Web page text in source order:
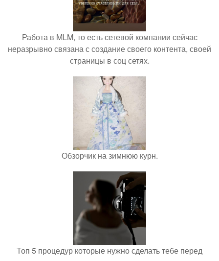
Работа в MLM, то есть сетевой компании сейчас
неразрывно связана с создание своего контента, своей
страницы в соц сетях.
Обзорчик на зимнюю курн.
Топ 5 процедур которые нужно сделать тебе перед